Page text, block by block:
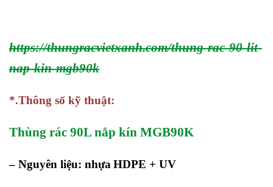
https://thungracvietxanh.com/thung-rac-90-lit-
nap-kin-mgb90k
*.Thông số kỹ thuật:
Thùng rác 90L nắp kín MGB90K
– Nguyên liệu: nhựa HDPE + UV